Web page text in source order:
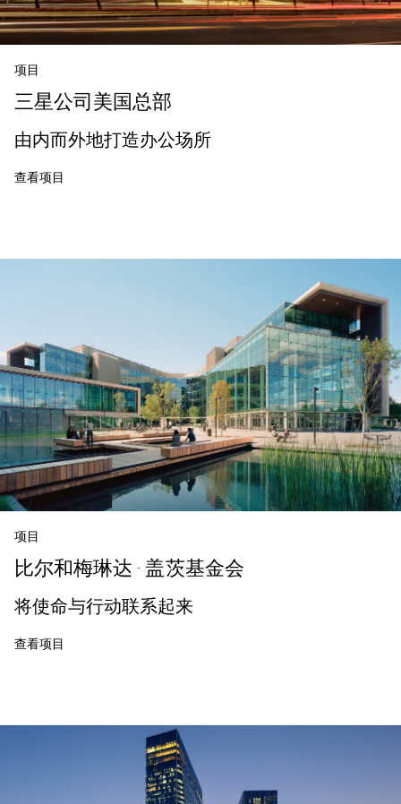
项目
三星公司美国总部
由内而外地打造办公场所
查看项目
项目
比尔和梅琳达 · 盖茨基金会
将使命与行动联系起来
查看项目